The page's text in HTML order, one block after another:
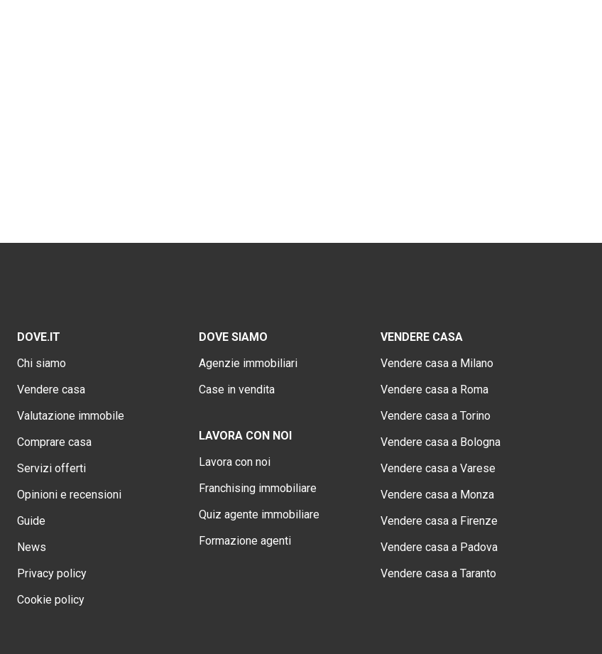
DOVE.IT
Chi siamo
Vendere casa
Valutazione immobile
Comprare casa
Servizi offerti
Opinioni e recensioni
Guide
News
Privacy policy
Cookie policy
DOVE SIAMO
Agenzie immobiliari
Case in vendita
LAVORA CON NOI
Lavora con noi
Franchising immobiliare
Quiz agente immobiliare
Formazione agenti
VENDERE CASA
Vendere casa a Milano
Vendere casa a Roma
Vendere casa a Torino
Vendere casa a Bologna
Vendere casa a Varese
Vendere casa a Monza
Vendere casa a Firenze
Vendere casa a Padova
Vendere casa a Taranto